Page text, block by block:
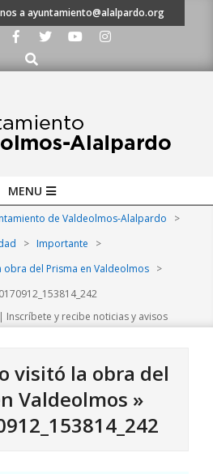
a ayuntamiento@alalpardo.org
Buscar
MENU
de Valdeolmos-Alalpardo
>
> Importante
>
obra del Prisma en Valdeolmos
>
y recibe noticias y avisos
visitó la obra del
Valdeolmos »